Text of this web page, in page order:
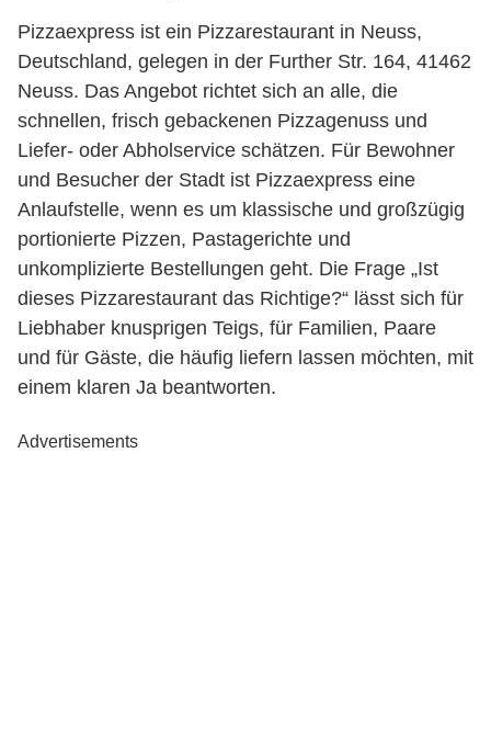
Pizzaexpress ist ein Pizzarestaurant in Neuss,
Deutschland, gelegen in der Further Str. 164, 41462
Neuss. Das Angebot richtet sich an alle, die
schnellen, frisch gebackenen Pizzagenuss und
Liefer- oder Abholservice schätzen. Für Bewohner
und Besucher der Stadt ist Pizzaexpress eine
Anlaufstelle, wenn es um klassische und großzügig
portionierte Pizzen, Pastagerichte und
unkomplizierte Bestellungen geht. Die Frage „Ist
dieses Pizzarestaurant das Richtige?“ lässt sich für
Liebhaber knusprigen Teigs, für Familien, Paare
und für Gäste, die häufig liefern lassen möchten, mit
einem klaren Ja beantworten.
Advertisements